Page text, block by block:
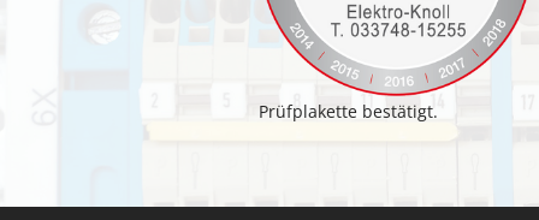
Prüfplakette bestätigt.